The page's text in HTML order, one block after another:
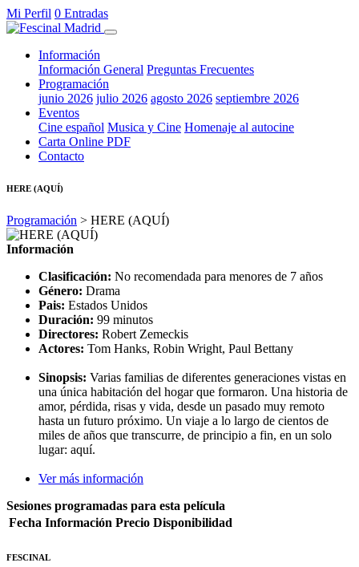
Mi Perfil 0 Entradas
Información
Información General Preguntas Frecuentes
Programación
junio 2026 julio 2026 agosto 2026 septiembre 2026
Eventos
Cine español Musica y Cine Homenaje al autocine
Carta Online PDF
Contacto
HERE (AQUÍ)
Programación > HERE (AQUÍ)
Información
Clasificación: No recomendada para menores de 7 años
Género: Drama
Pais: Estados Unidos
Duración: 99 minutos
Directores: Robert Zemeckis
Actores: Tom Hanks, Robin Wright, Paul Bettany
Sinopsis: Varias familias de diferentes generaciones vistas en
una única habitación del hogar que formaron. Una historia de
amor, pérdida, risas y vida, desde un pasado muy remoto
hasta un futuro próximo. Un viaje a lo largo de cientos de
miles de años que transcurre, de principio a fin, en un solo
lugar: aquí.
Ver más información
Sesiones programadas para esta película
Fecha Información Precio Disponibilidad
FESCINAL